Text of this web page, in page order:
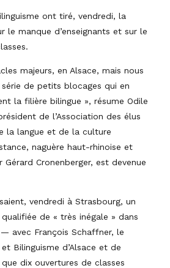
ont tiré, vendredi, la
le manque d’enseignants et sur le
majeurs, en Alsace, mais nous
de petits blocages qui en
la filière bilingue », résume Odile
de l’Association des élus
la langue et de la culture
naguère haut-rhinoise et
Cronenberger, est devenue
vendredi à Strasbourg, un
de « très inégale » dans
avec François Schaffner, le
Bilinguisme d’Alsace et de
que dix ouvertures de classes